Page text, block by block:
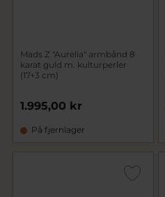
Mads Z "Aurelia" armbånd 8
karat guld m. kulturperler
(17+3 cm)
1.995,00 kr
På fjernlager